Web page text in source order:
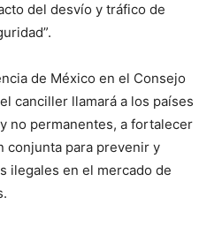
del desvío y tráfico de
de México en el Consejo
canciller llamará a los países
no permanentes, a fortalecer
conjunta para prevenir y
ilegales en el mercado de